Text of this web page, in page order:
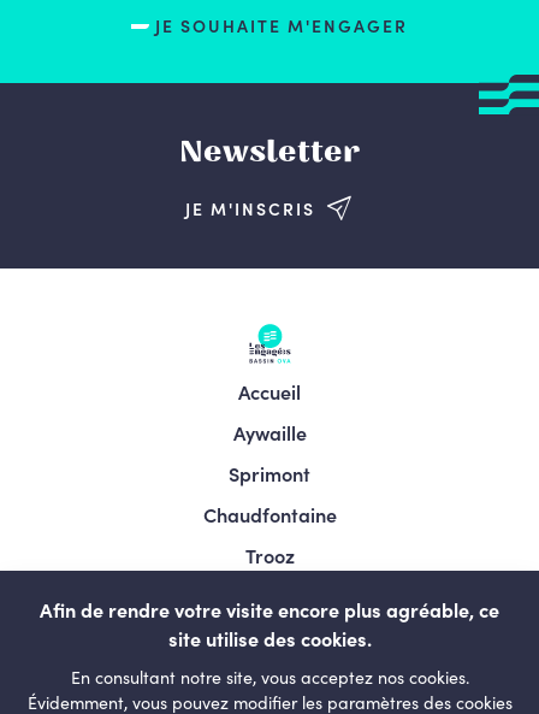
JE SOUHAITE M'ENGAGER
Newsletter
JE M'INSCRIS
Accueil
Aywaille
Sprimont
Chaudfontaine
Trooz
Comblain-au-pont
Neupré
Afin de rendre votre visite encore plus agréable, ce
site utilise des cookies.
En consultant notre site, vous acceptez nos cookies.
Évidemment, vous pouvez modifier les paramètres des cookies